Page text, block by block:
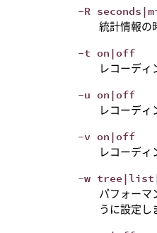
-R
統計情報の
-t on|off
レコーディ
-u on|off
レコーディ
-v on|off
レコーディ
-w
パフォーマ
うに設定し